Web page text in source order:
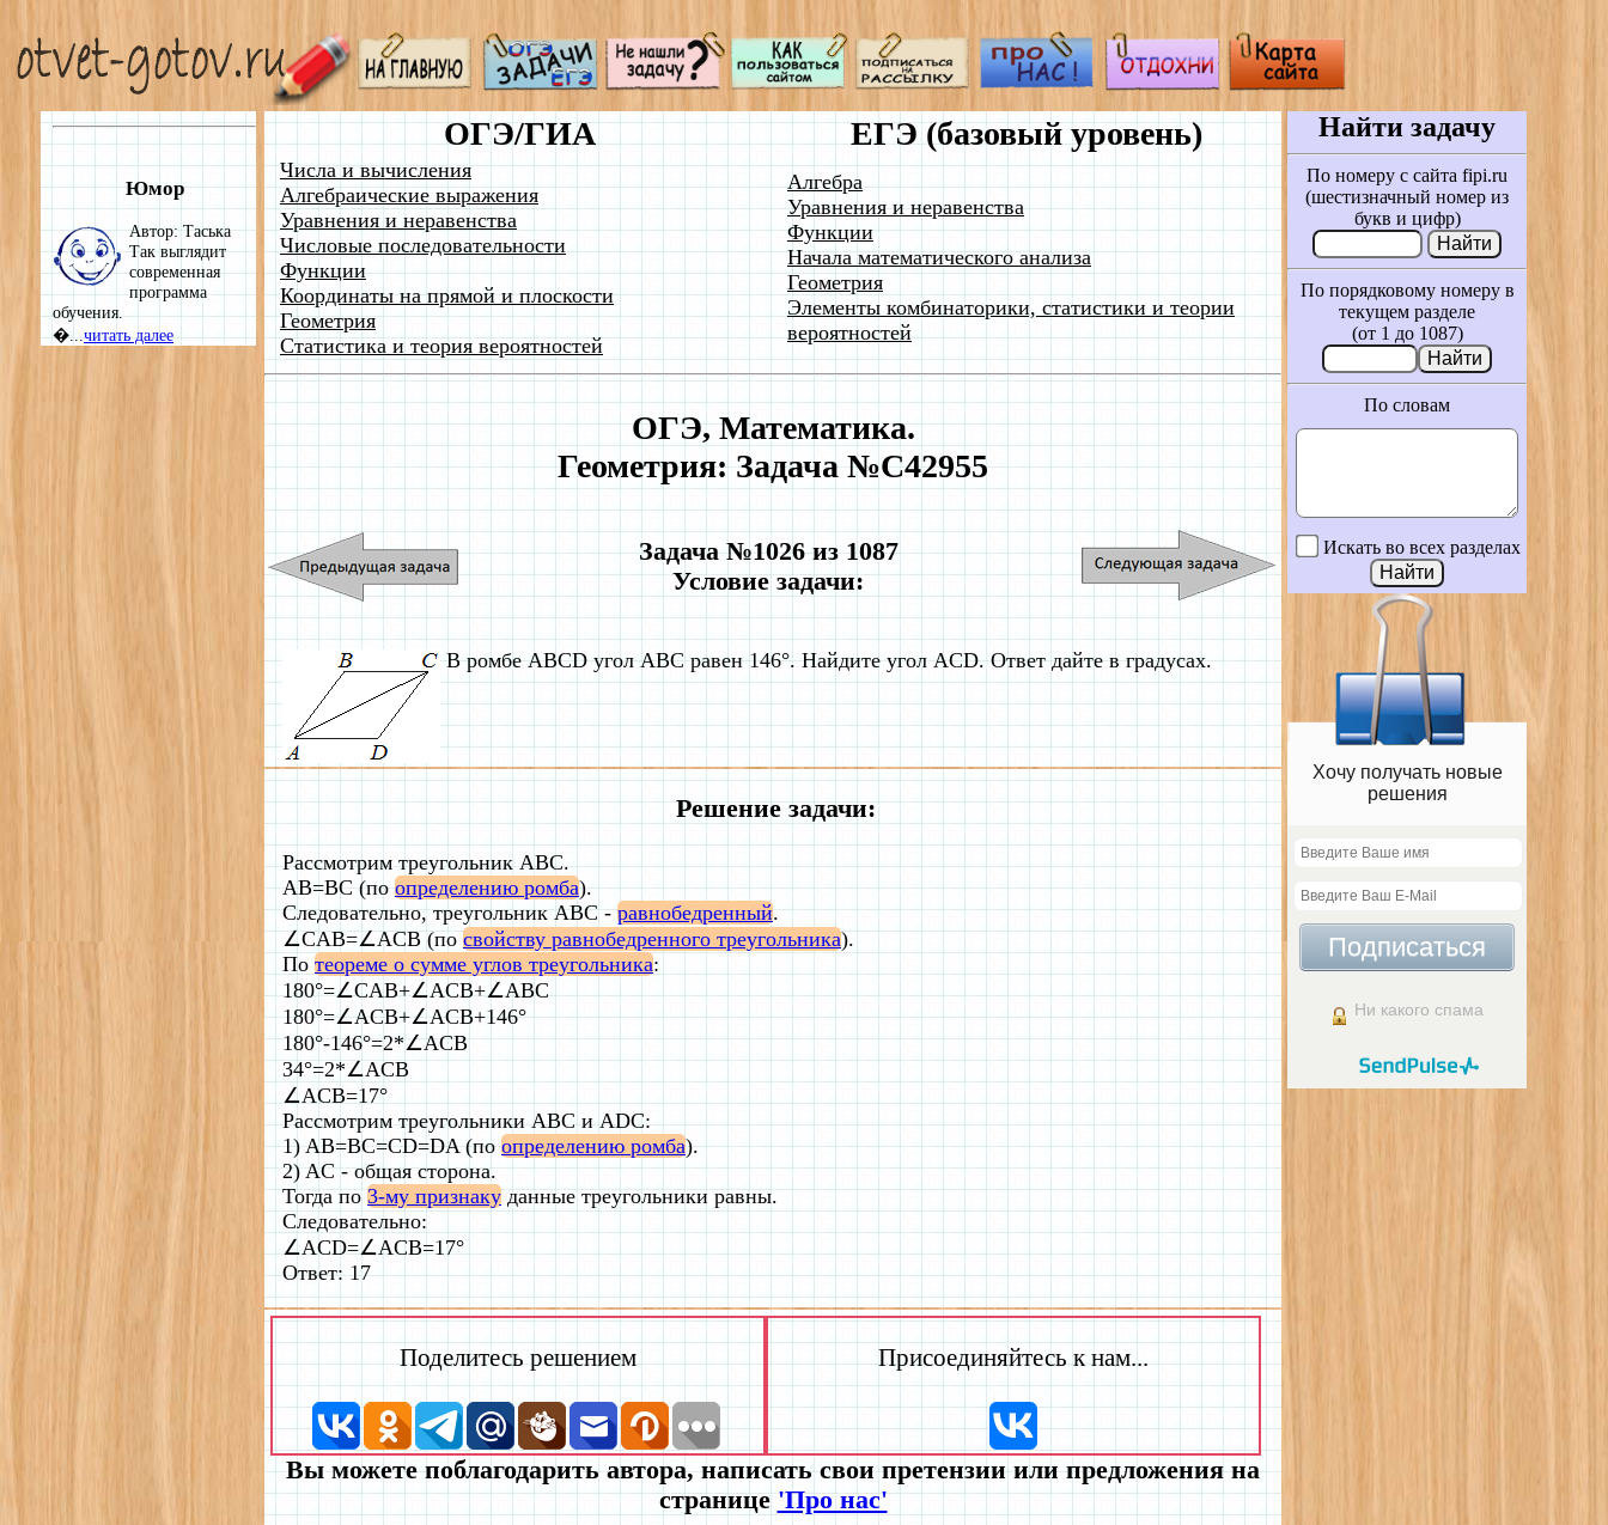
Юмор
Автор: Таська
Так выглядит
современная
программа
обучения.
�...читать далее
ОГЭ/ГИА ЕГЭ (базовый уровень)
Числа и вычисления
Алгебраические выражения
Уравнения и неравенства
Числовые последовательности
Функции
Координаты на прямой и плоскости
Геометрия
Статистика и теория вероятностей
Алгебра
Уравнения и неравенства
Функции
Начала математического анализа
Геометрия
Элементы комбинаторики, статистики и теории
вероятностей
ОГЭ, Математика.
Геометрия: Задача №C42955
Задача №1026 из 1087
Условие задачи:
В ромбе ABCD угол ABC равен 146°. Найдите угол ACD. Ответ дайте в градусах.
Решение задачи:
Рассмотрим треугольник ABC.
AB=BC (поопределению ромба).
Следовательно, треугольник ABC -равнобедренный.
∠CAB=∠ACB (посвойству равнобедренного треугольника).
По теореме о сумме углов треугольника:
180°=∠CAB+∠ACB+∠ABC
180°=∠ACB+∠ACB+146°
180°-146°=2*∠ACB
34°=2*∠ACB
∠ACB=17°
Рассмотрим треугольники ABC и ADC:
1) AB=BC=CD=DA (поопределению ромба).
2) AC - общая сторона.
Тогда по3-му признакуданные треугольники равны.
Следовательно:
∠ACD=∠ACB=17°
Ответ: 17
Поделитесь решением Присоединяйтесь к нам...
Вы можете поблагодарить автора, написать свои претензии или предложения на
странице'Про нас'
Найти задачу
По номеру с сайта fipi.ru
(шестизначный номер из
букв и цифр)
По порядковому номеру в
текущем разделе
(от 1 до 1087)
По словам
Искать во всех разделах
Хочу получать новые
решения
Подписаться
Ни какого спама